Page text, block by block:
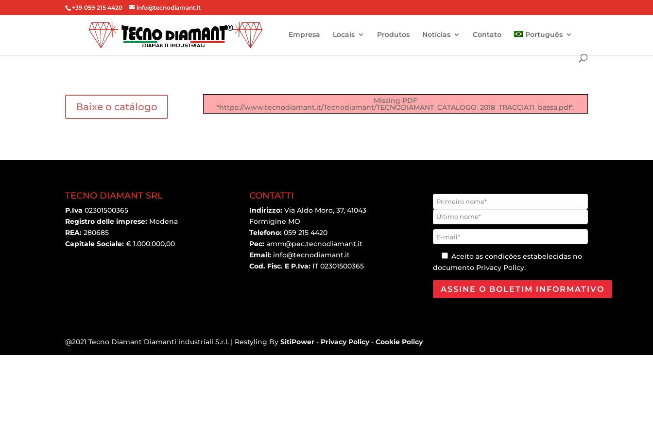
+39 059 215 4420 info@tecnodiamant.it
Empresa Locais Produtos Notícias Contato Português
Baixe o catálogo
Missing PDF
"https://www.tecnodiamant.it/Tecnodiamant/TECNODIAMANT_CATALOGO_2018_TRACCIATI_bassa.pdf".
TECNO DIAMANT SRL
P.Iva02301500365
Registro delle imprese: Modena
REA: 280685
Capitale Sociale:€ 1.000.000,00
CONTATTI
Indirizzo: Via Aldo Moro, 37, 41043
Formigine MO
Telefono: 059 215 4420
Pec: amm@pec.tecnodiamant.it
Email: info@tecnodiamant.it
Cod. Fisc. E P.Iva:IT 02301500365
Aceito as condições estabelecidas no
documento Privacy Policy.
@2021 Tecno Diamant Diamanti industriali S.r.l. | Restyling BySitiPower - Privacy Policy-Cookie Policy